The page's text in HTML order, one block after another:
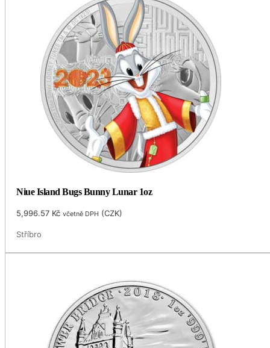
Niue Island Bugs Bunny Lunar 1oz
5,996.57 Kč včetně DPH (CZK)
Stříbro